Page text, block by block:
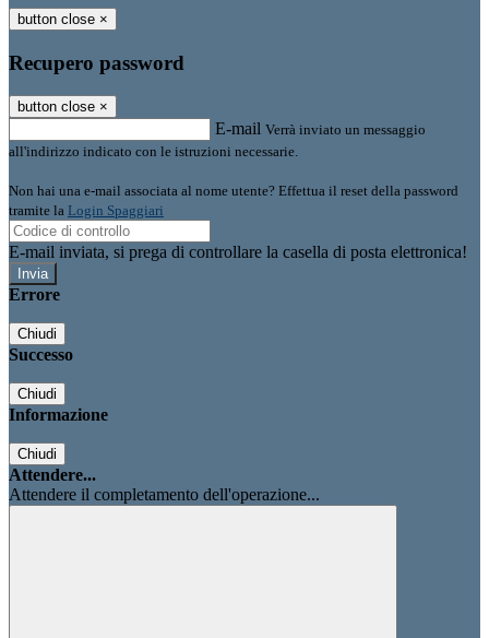
button close ×
Recupero password
button close ×
E-mail Verrà inviato un messaggio
all'indirizzo indicato con le istruzioni necessarie.
Non hai una e-mail associata al nome utente? Effettua il reset della password
tramite la Login Spaggiari
E-mail inviata, si prega di controllare la casella di posta elettronica!
Errore
Chiudi
Successo
Chiudi
Informazione
Chiudi
Attendere...
Attendere il completamento dell'operazione...